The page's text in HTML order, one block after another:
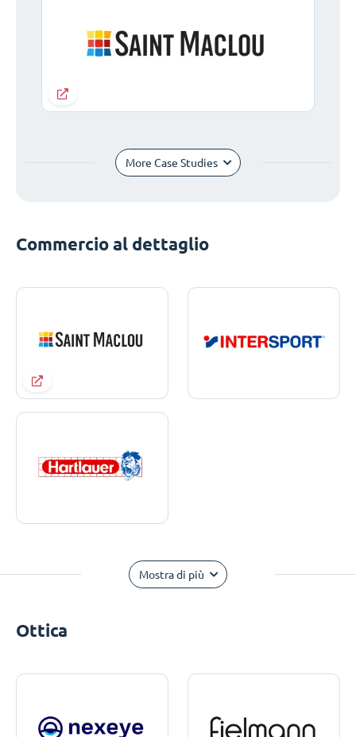
More Case Studies
Commercio al dettaglio
Mostra di più
Ottica